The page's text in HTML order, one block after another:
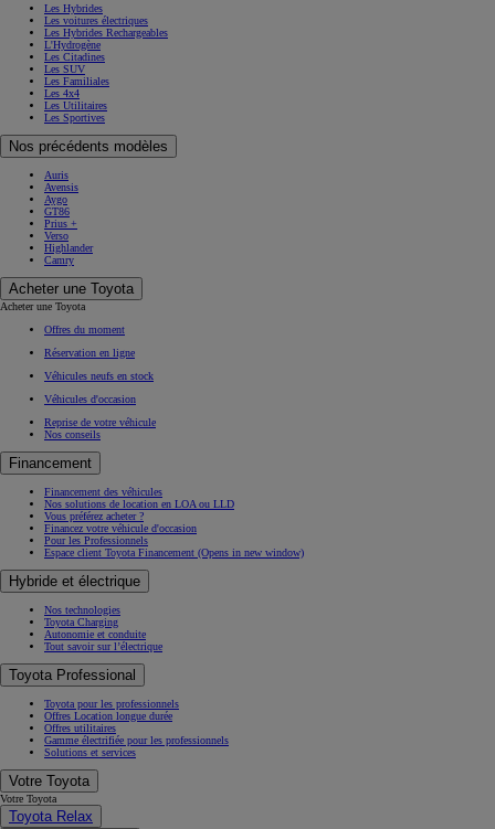
Les Hybrides
Les voitures électriques
Les Hybrides Rechargeables
L'Hydrogène
Les Citadines
Les SUV
Les Familiales
Les 4x4
Les Utilitaires
Les Sportives
Nos précédents modèles
Auris
Avensis
Aygo
GT86
Prius +
Verso
Highlander
Camry
Acheter une Toyota
Acheter une Toyota
Offres du moment
Réservation en ligne
Véhicules neufs en stock
Véhicules d'occasion
Reprise de votre véhicule
Nos conseils
Financement
Financement des véhicules
Nos solutions de location en LOA ou LLD
Vous préférez acheter ?
Financez votre véhicule d'occasion
Pour les Professionnels
Espace client Toyota Financement (Opens in new window)
Hybride et électrique
Nos technologies
Toyota Charging
Autonomie et conduite
Tout savoir sur l’électrique
Toyota Professional
Toyota pour les professionnels
Offres Location longue durée
Offres utilitaires
Gamme électrifiée pour les professionnels
Solutions et services
Votre Toyota
Votre Toyota
Toyota Relax